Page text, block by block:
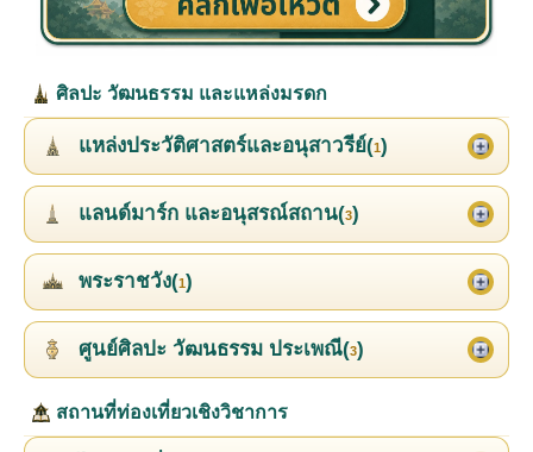
ศิลปะ วัฒนธรรม และแหล่งมรดก
แหล่งประวัติศาสตร์และอนุสาวรีย์(1)
แลนด์มาร์ก และอนุสรณ์สถาน(3)
พระราชวัง(1)
ศูนย์ศิลปะ วัฒนธรรม ประเพณี(3)
สถานที่ท่องเที่ยวเชิงวิชาการ